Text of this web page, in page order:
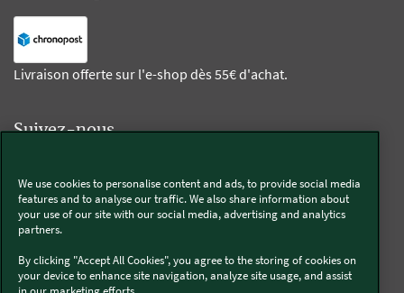
Livraison offerte sur l'e-shop dès 55€ d'achat.
Suivez-nous
Kobold
Thermomix®
We use cookies to personalise content and ads, to provide social media
features and to analyse our traffic. We also share information about
your use of our site with our social media, advertising and analytics
partners.
By clicking "Accept All Cookies", you agree to the storing of cookies on
your device to enhance site navigation, analyze site usage, and assist